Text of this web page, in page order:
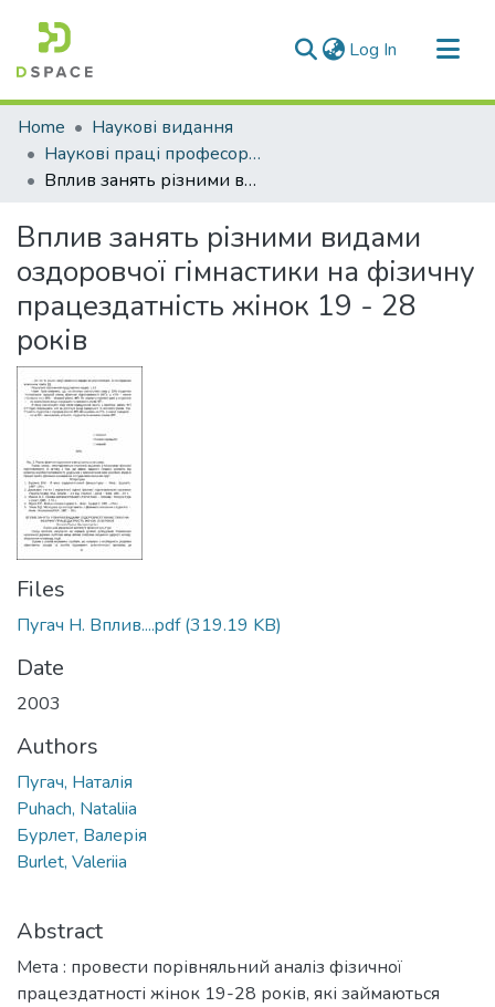
Log In (current)
Communities & Collections
All of DSpace
Statistics
Home
Наукові видання
Наукові праці професорсько-викладацького складу ЛДУФК
Вплив занять різними видами оздоровчої гімнастики на фізичну працездатність жінок 19 - 28 років
Вплив занять різними видами
оздоровчої гімнастики на фізичну
працездатність жінок 19 - 28
років
Files
Пугач Н. Вплив....pdf(319.19 KB)
Date
2003
Authors
Пугач, Наталія
Puhach, Nataliia
Бурлет, Валерія
Burlet, Valeriia
Abstract
Мета : провести порівняльний аналіз фізичної
працездатності жінок 19-28 років, які займаються